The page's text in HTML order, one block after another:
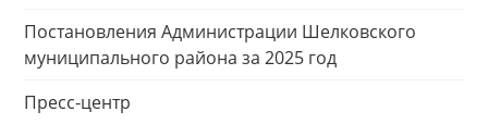
Постановления Администрации Шелковского
муниципального района за 2025 год
Пресс-центр